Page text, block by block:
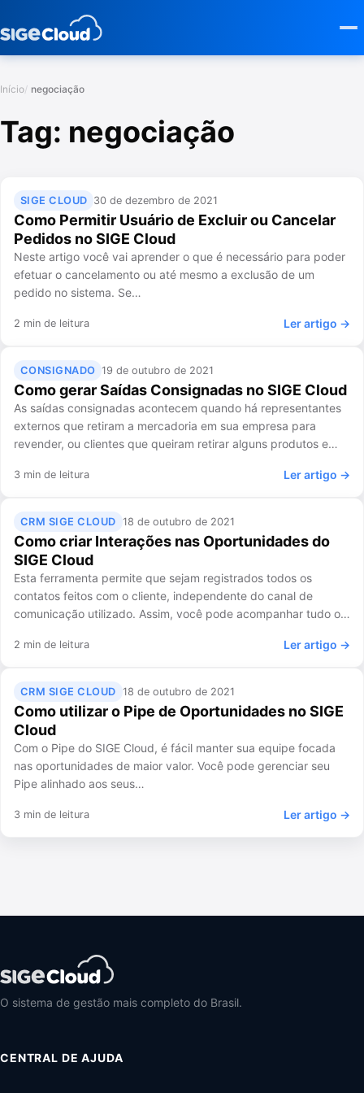
Início negociação
Tag: negociação
SIGE CLOUD 30 de dezembro de 2021
Como Permitir Usuário de Excluir ou Cancelar
Pedidos no SIGE Cloud
Neste artigo você vai aprender o que é necessário para poder
efetuar o cancelamento ou até mesmo a exclusão de um
pedido no sistema. Se…
2 min de leitura Ler artigo →
CONSIGNADO 19 de outubro de 2021
Como gerar Saídas Consignadas no SIGE Cloud
As saídas consignadas acontecem quando há representantes
externos que retiram a mercadoria em sua empresa para
revender, ou clientes que queiram retirar alguns produtos e…
3 min de leitura Ler artigo →
CRM SIGE CLOUD 18 de outubro de 2021
Como criar Interações nas Oportunidades do
SIGE Cloud
Esta ferramenta permite que sejam registrados todos os
contatos feitos com o cliente, independente do canal de
comunicação utilizado. Assim, você pode acompanhar tudo o…
2 min de leitura Ler artigo →
CRM SIGE CLOUD 18 de outubro de 2021
Como utilizar o Pipe de Oportunidades no SIGE
Cloud
Com o Pipe do SIGE Cloud, é fácil manter sua equipe focada
nas oportunidades de maior valor. Você pode gerenciar seu
Pipe alinhado aos seus…
3 min de leitura Ler artigo →
O sistema de gestão mais completo do Brasil.
CENTRAL DE AJUDA